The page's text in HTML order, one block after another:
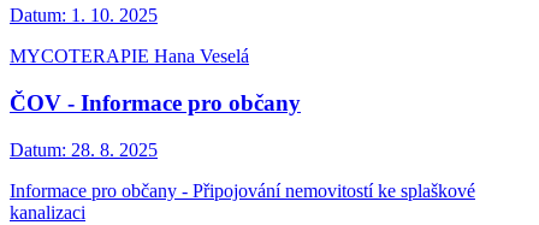
Datum: 1. 10. 2025
MYCOTERAPIE Hana Veselá
ČOV - Informace pro občany
Datum: 28. 8. 2025
Informace pro občany - Připojování nemovitostí ke splaškové
kanalizaci